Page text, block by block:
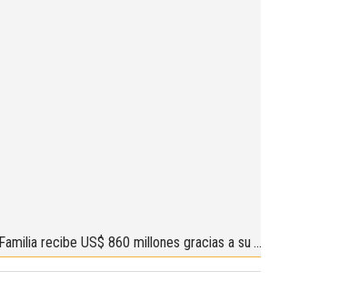
Familia recibe US$ 860 millones gracias a su
mascota